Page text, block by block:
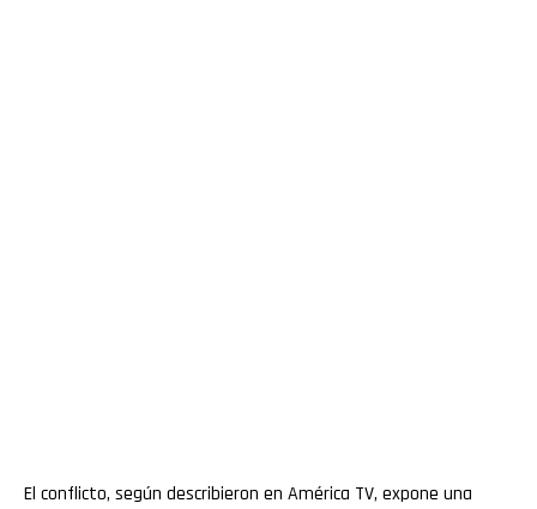
El conflicto, según describieron en América TV, expone una